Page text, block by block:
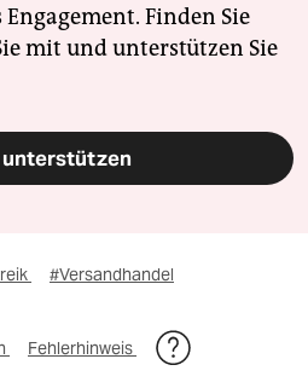
Finden Sie
mit und unterstützen Sie
#Versandhandel
Fehlerhinweis